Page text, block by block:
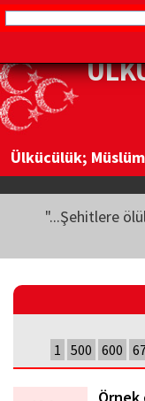
Ülkücülük;
"...Şehitlere
1 500 600